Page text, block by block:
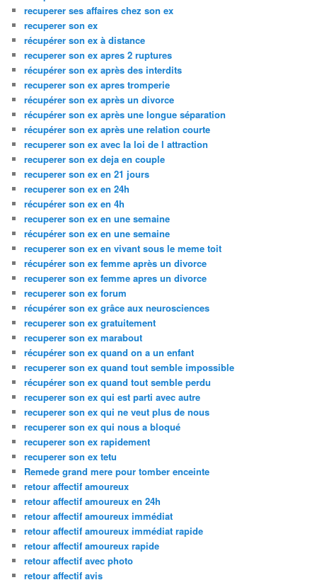
recuperer ses affaires chez son ex
recuperer son ex
récupérer son ex à distance
recuperer son ex apres 2 ruptures
récupérer son ex après des interdits
recuperer son ex apres tromperie
récupérer son ex après un divorce
récupérer son ex après une longue séparation
récupérer son ex après une relation courte
recuperer son ex avec la loi de l attraction
recuperer son ex deja en couple
recuperer son ex en 21 jours
recuperer son ex en 24h
récupérer son ex en 4h
recuperer son ex en une semaine
récupérer son ex en une semaine
recuperer son ex en vivant sous le meme toit
récupérer son ex femme après un divorce
recuperer son ex femme apres un divorce
recuperer son ex forum
récupérer son ex grâce aux neurosciences
recuperer son ex gratuitement
recuperer son ex marabout
récupérer son ex quand on a un enfant
recuperer son ex quand tout semble impossible
récupérer son ex quand tout semble perdu
recuperer son ex qui est parti avec autre
recuperer son ex qui ne veut plus de nous
recuperer son ex qui nous a bloqué
recuperer son ex rapidement
recuperer son ex tetu
Remede grand mere pour tomber enceinte
retour affectif amoureux
retour affectif amoureux en 24h
retour affectif amoureux immédiat
retour affectif amoureux immédiat rapide
retour affectif amoureux rapide
retour affectif avec photo
retour affectif avis